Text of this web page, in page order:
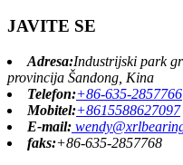
JAVITE SE
Adresa:Industrijski park
provincija Šandong, Kina
Telefon:+86-635-2857766
Mobitel:+8615588627097
E-mail:
faks:+86-635-2857768